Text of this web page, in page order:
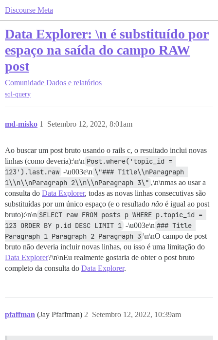
Discourse Meta
Data Explorer: \n é substituído por
espaço na saída do campo RAW
post
Comunidade Dados e relatórios
sql-query
md-misko Setembro 12, 2022, 8:01am
1
Ao buscar um post bruto usando o rails c, o resultado inclui novas
linhas (como deveria):\n\n Post.where('topic_id =
123').last.raw -\u003e\n \"### Title\\nParagraph
1\\n\\nParagraph 2\\n\\nParagraph 3\" ,\n\nmas ao usar a
consulta do Data Explorer, todas as novas linhas consecutivas são
substituídas por um único espaço (e o resultado não é igual ao post
bruto):\n\n SELECT raw FROM posts p WHERE p.topic_id =
123 ORDER BY p.id DESC LIMIT 1 -\u003e\n ### Title
Paragraph 1 Paragraph 2 Paragraph 3 \n\nO campo de post
bruto não deveria incluir novas linhas, ou isso é uma limitação do
Data Explorer?\n\nEu realmente gostaria de obter o post bruto
completo da consulta do Data Explorer.
pfaffman (Jay Pfaffman) Setembro 12, 2022, 10:39am
2